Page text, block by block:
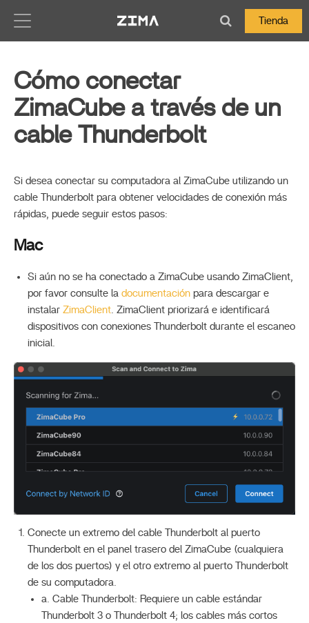
Tienda
Cómo conectar
ZimaCube a través de un
cable Thunderbolt
Si desea conectar su computadora al ZimaCube utilizando un
cable Thunderbolt para obtener velocidades de conexión más
rápidas, puede seguir estos pasos:
Mac
Si aún no se ha conectado a ZimaCube usando ZimaClient,
por favor consulte la documentación para descargar e
instalar ZimaClient. ZimaClient priorizará e identificará
dispositivos con conexiones Thunderbolt durante el escaneo
inicial.
Conecte un extremo del cable Thunderbolt al puerto
Thunderbolt en el panel trasero del ZimaCube (cualquiera
de los dos puertos) y el otro extremo al puerto Thunderbolt
de su computadora.
a. Cable Thunderbolt: Requiere un cable estándar
Thunderbolt 3 o Thunderbolt 4; los cables más cortos